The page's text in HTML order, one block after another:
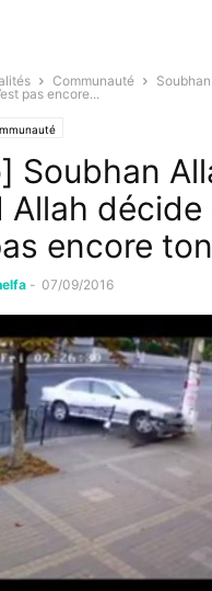
Communauté
pas encore...
Soubhan
Allah décide
encore
- 07/09/2016